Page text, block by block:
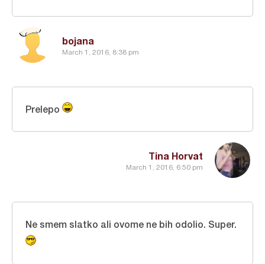
bojana
March 1, 2016, 8:38 pm
Tina Horvat
March 1, 2016, 6:50 pm
Prelepo
Ne smem slatko ali ovome ne bih odolio. Super.